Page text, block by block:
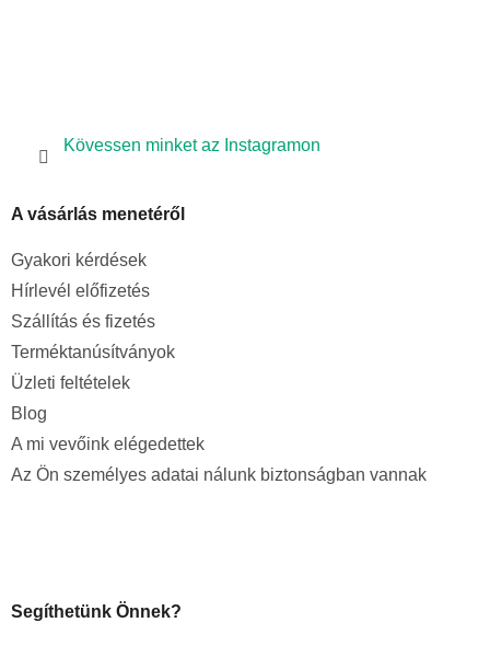
Kövessen minket az Instagramon
A vásárlás menetéről
Gyakori kérdések
Hírlevél előfizetés
Szállítás és fizetés
Terméktanúsítványok
Üzleti feltételek
Blog
A mi vevőink elégedettek
Az Ön személyes adatai nálunk biztonságban vannak
Segíthetünk Önnek?